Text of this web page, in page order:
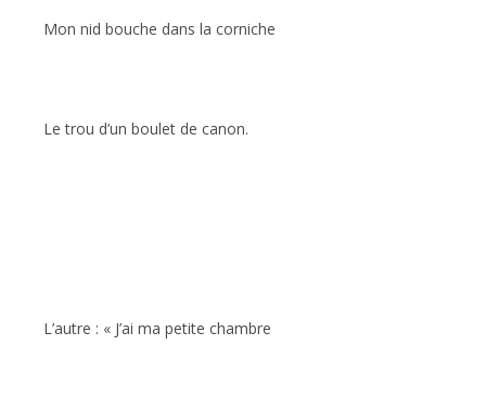
Mon nid bouche dans la corniche
Le trou d’un boulet de canon.
L’autre : « J’ai ma petite chambre